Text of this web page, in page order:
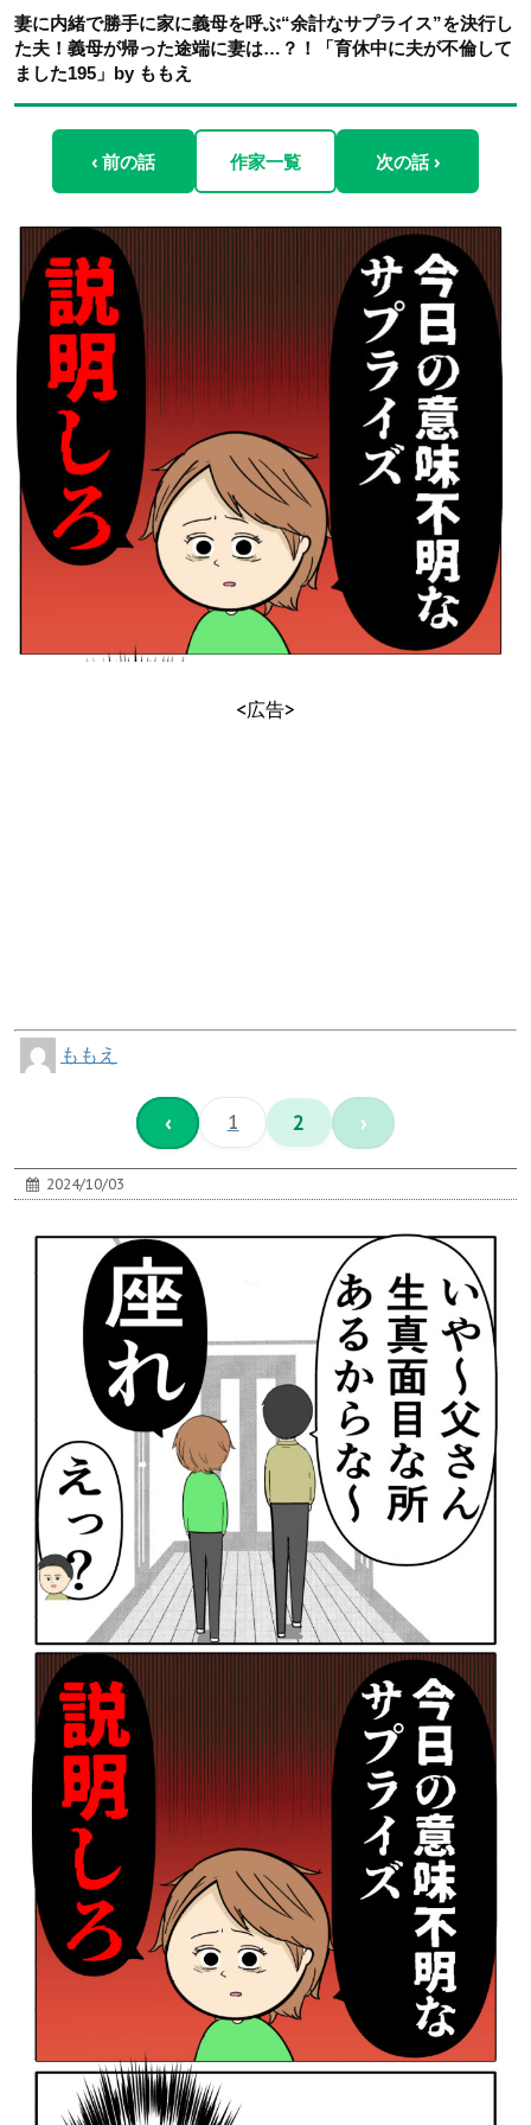
妻に内緒で勝手に家に義母を呼ぶ“余計なサプライス”を決行し
た夫！義母が帰った途端に妻は…？！「育休中に夫が不倫して
ました195」by ももえ
‹ 前の話 作家一覧 次の話 ›
<広告>
ももえ
‹ 1 2 ›
2024/10/03